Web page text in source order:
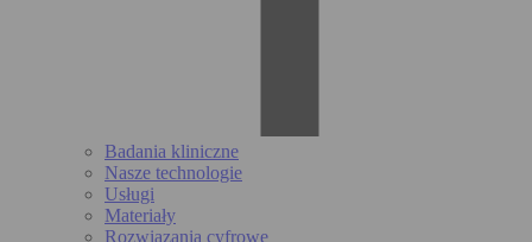
Badania kliniczne
Nasze technologie
Usługi
Materiały
Rozwiązania cyfrowe